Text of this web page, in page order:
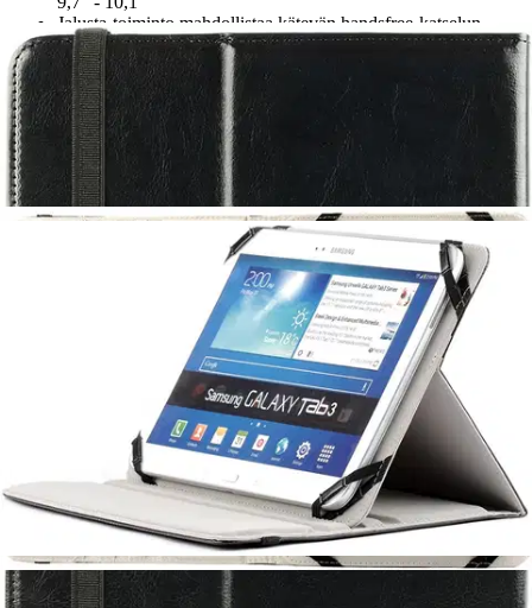
Jalusta-toiminto mahdollistaa kätevän handsfree-katselun
Sivulta avattava muotoilu mahdollistaa helpon pääsyn
tablettiin
Suojus on kiinnitetty kuminauhalla, joka pitää suojan
suljettuna
Tyylikäs kirjakotelo, joka tarjoaa tehokkaan suojan
Tuotekuvaus
BatPower Oy Wave KSLT-UNI10-BLK -suojakuori on suunniteltu
tableteille, joiden näytön koko vaihtelee 9,7" ja 10,1" välillä. Tämä
monipuolinen kääntyvä suojakansi suojaa laitettasi ja siinä on
jalusta-toiminto kätevää katselua varten. Sivulta aukeava muotoilu
tarjoaa helpon pääsyn tablettiisi, kun taas kuminauha takaa
turvallisen sulkemisen ja pitää laitteesi turvallisena ja tyylikkäänä.
Ihanteellinen jokapäiväiseen käyttöön, tässä kirjakotelossa
yhdistyvät toiminnallisuus ja tyylikäs muotoilu.
Kestävä suojakuori
Tämä suojakuori on suunniteltu suojaamaan tablettia kestävällä
tavalla ja suojaamaan sitä naarmuilta ja pieniltä iskuilta.